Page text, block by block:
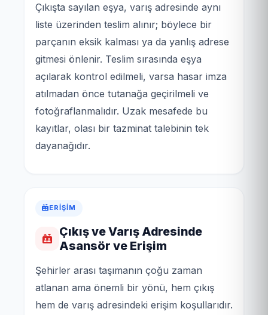
Çıkışta sayılan eşya, varış adresinde aynı
liste üzerinden teslim alınır; böylece bir
parçanın eksik kalması ya da yanlış adrese
gitmesi önlenir. Teslim sırasında eşya
açılarak kontrol edilmeli, varsa hasar imza
atılmadan önce tutanağa geçirilmeli ve
fotoğraflanmalıdır. Uzak mesafede bu
kayıtlar, olası bir tazminat talebinin tek
dayanağıdır.
ERIŞIM
Çıkış ve Varış Adresinde
Asansör ve Erişim
Şehirler arası taşımanın çoğu zaman
atlanan ama önemli bir yönü, hem çıkış
hem de varış adresindeki erişim koşullarıdır.